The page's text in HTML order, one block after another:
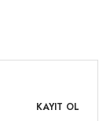
KAYIT OL